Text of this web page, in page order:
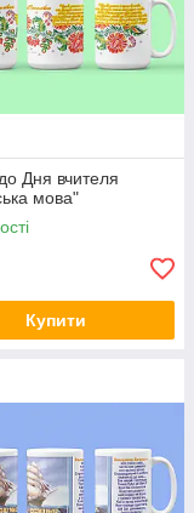
Дня вчителя
мова"
Купити